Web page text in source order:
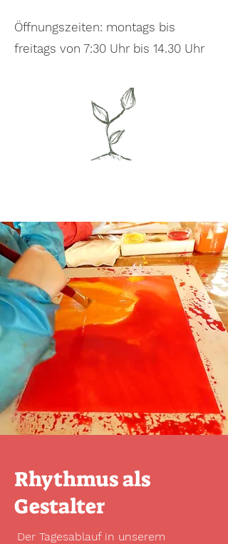
Öffnungszeiten: montags bis
freitags von 7:30 Uhr bis 14.30 Uhr
Rhythmusals
Gestalter
Der Tagesablauf in unserem